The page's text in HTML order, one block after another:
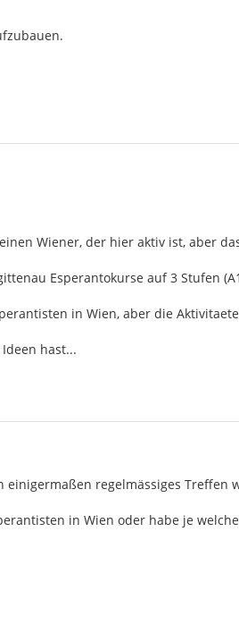
Wiener, der hier aktiv ist, aber
Esperantokurse auf 3 Stufen
in Wien, aber die
hast...
einigermaßen regelmässiges Treffen
in Wien oder habe je